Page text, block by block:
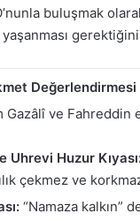
buluşmak
Değerlendirmesi
ve Fahreddin
Uhrevi Huzur
çekmez ve
“Namaza kalkın”